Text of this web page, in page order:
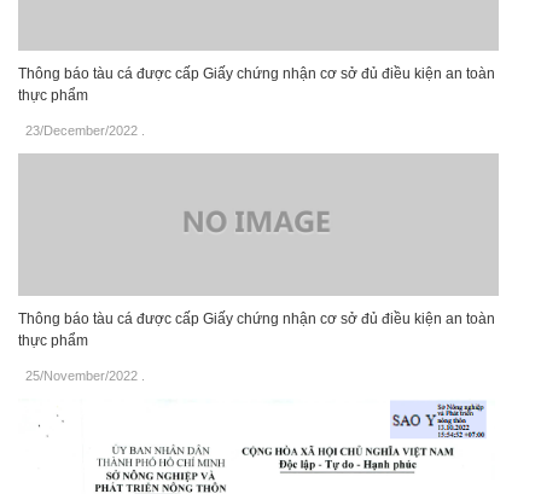
Thông báo tàu cá được cấp Giấy chứng nhận cơ sở đủ điều kiện an toàn
thực phẩm
23/December/2022
Thông báo tàu cá được cấp Giấy chứng nhận cơ sở đủ điều kiện an toàn
thực phẩm
25/November/2022